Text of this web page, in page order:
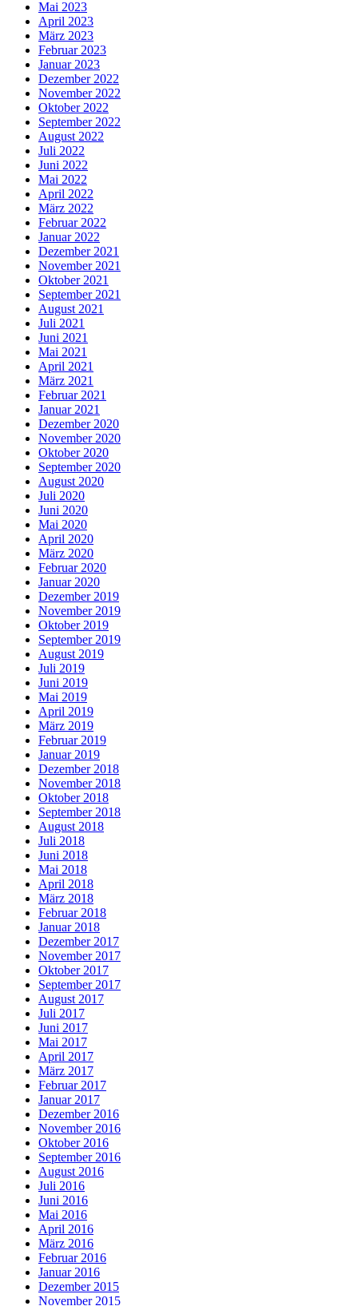
Mai 2023
April 2023
März 2023
Februar 2023
Januar 2023
Dezember 2022
November 2022
Oktober 2022
September 2022
August 2022
Juli 2022
Juni 2022
Mai 2022
April 2022
März 2022
Februar 2022
Januar 2022
Dezember 2021
November 2021
Oktober 2021
September 2021
August 2021
Juli 2021
Juni 2021
Mai 2021
April 2021
März 2021
Februar 2021
Januar 2021
Dezember 2020
November 2020
Oktober 2020
September 2020
August 2020
Juli 2020
Juni 2020
Mai 2020
April 2020
März 2020
Februar 2020
Januar 2020
Dezember 2019
November 2019
Oktober 2019
September 2019
August 2019
Juli 2019
Juni 2019
Mai 2019
April 2019
März 2019
Februar 2019
Januar 2019
Dezember 2018
November 2018
Oktober 2018
September 2018
August 2018
Juli 2018
Juni 2018
Mai 2018
April 2018
März 2018
Februar 2018
Januar 2018
Dezember 2017
November 2017
Oktober 2017
September 2017
August 2017
Juli 2017
Juni 2017
Mai 2017
April 2017
März 2017
Februar 2017
Januar 2017
Dezember 2016
November 2016
Oktober 2016
September 2016
August 2016
Juli 2016
Juni 2016
Mai 2016
April 2016
März 2016
Februar 2016
Januar 2016
Dezember 2015
November 2015